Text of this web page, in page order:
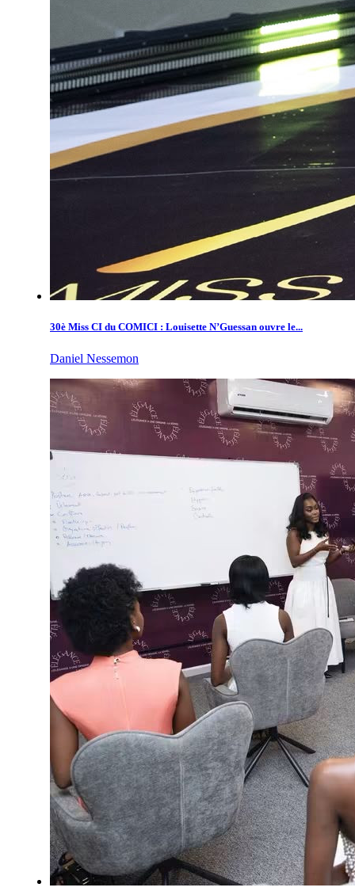
30è Miss CI du COMICI : Louisette N’Guessan ouvre le...
Daniel Nessemon